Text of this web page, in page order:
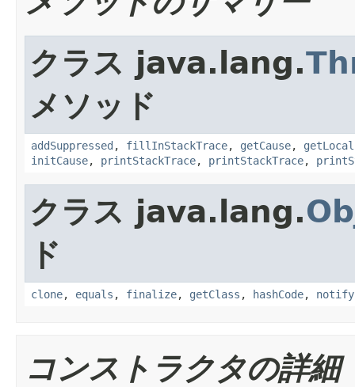
クラス java.lang.
メソッド
addSuppressed , fillInStackTrace, getCause,
initCause, printStackTrace, printStackTrace,
クラス java.lang.
ド
clone, equals , finalize, getClass , hashCode, notify
コンストラクタの詳細